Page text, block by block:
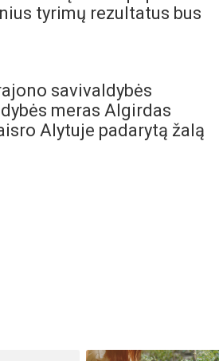
tyrimų rezultatus bus
savivaldybės
meras Algirdas
Alytuje padarytą žalą